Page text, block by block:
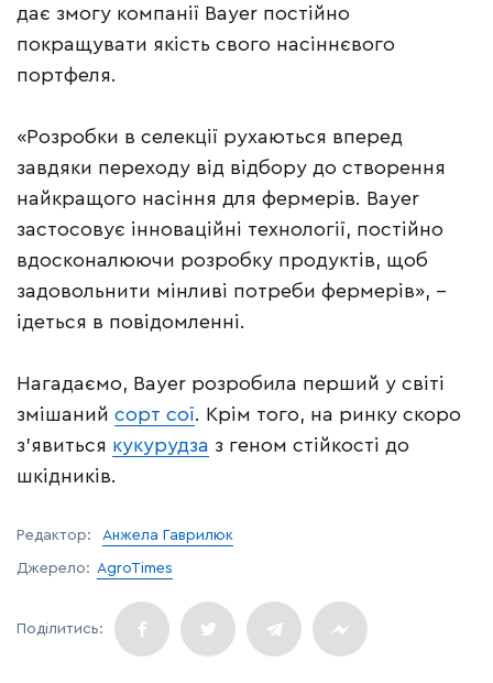
дає змогу компанії Bayer постійно
покращувати якість свого насіннєвого
портфеля.
«Розробки в селекції рухаються вперед
завдяки переходу від відбору до створення
найкращого насіння для фермерів. Bayer
застосовує інноваційні технології, постійно
вдосконалюючи розробку продуктів, щоб
задовольнити мінливі потреби фермерів», –
ідеться в повідомленні.
Нагадаємо, Bayer розробила перший у світі
змішаний сорт сої. Крім того, на ринку скоро
з’явиться кукурудза з геном стійкості до
шкідників.
Редактор: Анжела Гаврилюк
Джерело: AgroTimes